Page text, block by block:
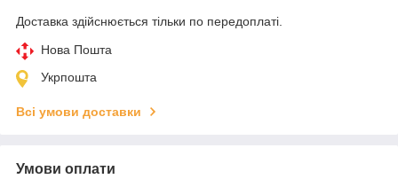
Доставка здійснюється тільки по передоплаті.
Нова Пошта
Укрпошта
Всі умови доставки
Умови оплати